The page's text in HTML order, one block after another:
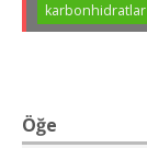
karbonhidratlar
Öğe